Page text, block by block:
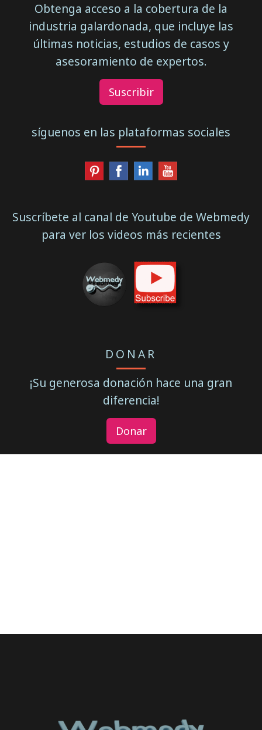
Obtenga acceso a la cobertura de la
industria galardonada, que incluye las
últimas noticias, estudios de casos y
asesoramiento de expertos.
Suscribir
síguenos en las plataformas sociales
Suscríbete al canal de Youtube de Webmedy
para ver los videos más recientes
DONAR
¡Su generosa donación hace una gran
diferencia!
Donar